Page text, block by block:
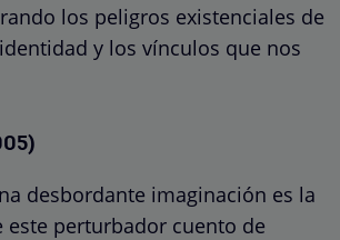
los peligros existenciales de
y los vínculos que nos
desbordante imaginación es la
este perturbador cuento de